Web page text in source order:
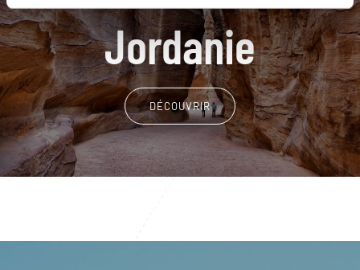
Jordanie
DÉCOUVRIR